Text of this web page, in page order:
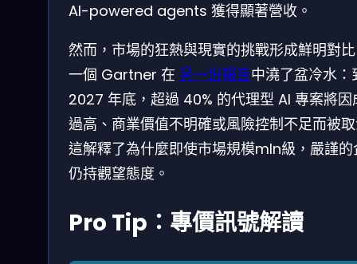
AI-powered agents 獲得顯著營收。
然而，市場的狂熱與現實的挑戰形成鮮明對
一個 Gartner 在 另一份報告中澆了盆冷水：
2027 年底，超過 40% 的代理型 AI 專案將因
過高、商業價值不明確或風險控制不足而被
這解釋了為什麼即使市場規模mln級，嚴謹的
仍持觀望態度。
Pro Tip：專價訊號解讀